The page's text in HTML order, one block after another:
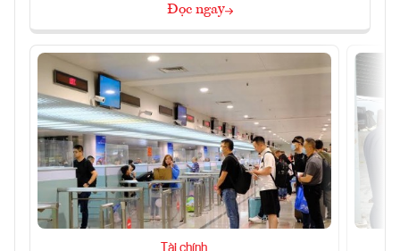
Đọc ngay